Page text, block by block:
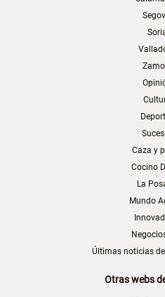
Caza y
Cocino
La
Mundo
Últimas noticias
Otras webs